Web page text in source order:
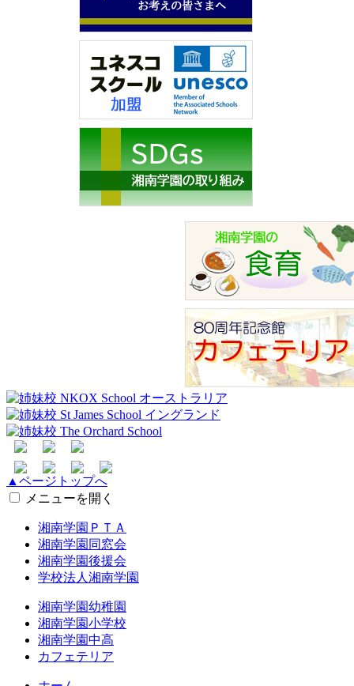
▲ページトップへ
メニューを開く
湘南学園ＰＴＡ
湘南学園同窓会
湘南学園後援会
学校法人湘南学園
湘南学園幼稚園
湘南学園小学校
湘南学園中高
カフェテリア